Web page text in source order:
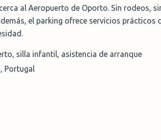
al Aeropuerto de Oporto. Sin rodeos,
el parking ofrece servicios prácticos
silla infantil, asistencia de arranque
Portugal